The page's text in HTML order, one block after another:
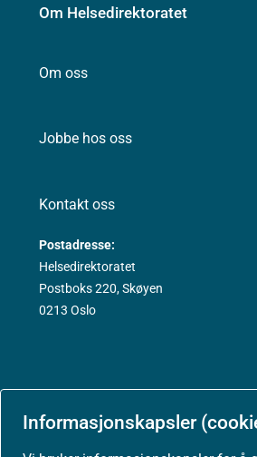
Informasjonskapsler
Om Helsedirektoratet
Om oss
Jobbe hos oss
Kontakt oss
Postadresse:
Helsedirektoratet
Postboks 220, Skøyen
0213 Oslo
Aktuelt